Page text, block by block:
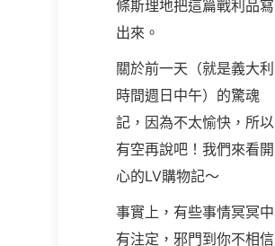
條斯理地把這篇戰利品寫
出來。
關於前一天（就是義大利
時間週日中午）的驚魂
記，因為不太愉快，所以
有空再說吧！我們來看開
心的LV購物記～
事實上，有些事情冥冥中
有注定，邪門到你不相信